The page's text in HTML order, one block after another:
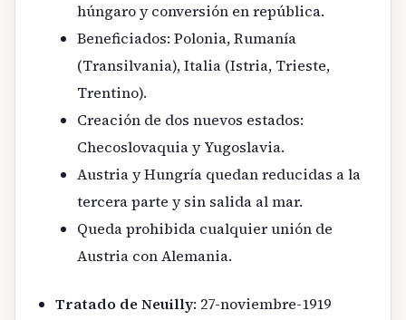
húngaro y conversión en república.
Beneficiados: Polonia, Rumanía
(Transilvania), Italia (Istria, Trieste,
Trentino).
Creación de dos nuevos estados:
Checoslovaquia y Yugoslavia.
Austria y Hungría quedan reducidas a la
tercera parte y sin salida al mar.
Queda prohibida cualquier unión de
Austria con Alemania.
Tratado de Neuilly: 27-noviembre-1919